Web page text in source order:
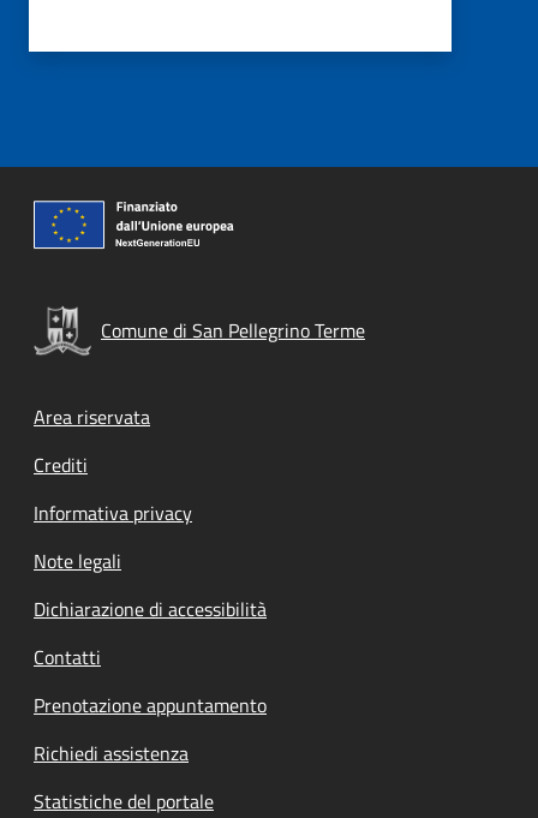
Comune di San Pellegrino Terme
Footer menu
Area riservata
Crediti
Informativa privacy
Note legali
Dichiarazione di accessibilità
Contatti
Prenotazione appuntamento
Richiedi assistenza
Statistiche del portale